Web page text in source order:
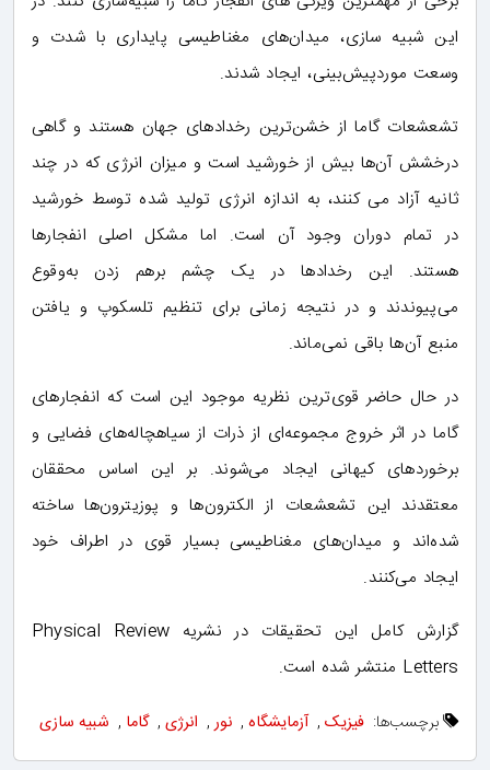
این شبیه سازی، میدان‌های مغناطیسی پایداری با شدت و
وسعت موردپیش‌بینی، ایجاد شدند.
تشعشعات گاما از خشن‌ترین رخدادهای جهان هستند و گاهی
درخشش آن‌ها بیش از خورشید است و میزان انرژی که در چند
ثانیه آزاد می کنند، به اندازه انرژی تولید شده توسط خورشید
در تمام دوران وجود آن است. اما مشکل اصلی انفجارها
هستند. این رخدادها در یک چشم برهم زدن به‌وقوع
می‌پیوندند و در نتیجه زمانی برای تنظیم تلسکوپ و یافتن
منبع آن‌ها باقی نمی‌ماند.
در حال حاضر قوی‌ترین نظریه موجود این است که انفجارهای
گاما در اثر خروج مجموعه‌ای از ذرات از سیاهچاله‌های فضایی و
برخوردهای کیهانی ایجاد می‌شوند. بر این اساس محققان
معتقدند این تشعشعات از الکترون‌ها و پوزیترون‌ها ساخته
شده‌اند و میدان‌های مغناطیسی بسیار قوی در اطراف خود
ایجاد می‌کنند.
گزارش کامل این تحقیقات در نشریه Physical Review
Letters منتشر شده است.
برچسب‌ها: فیزیک , آزمایشگاه , نور , انرژی , گاما , شبیه سازی